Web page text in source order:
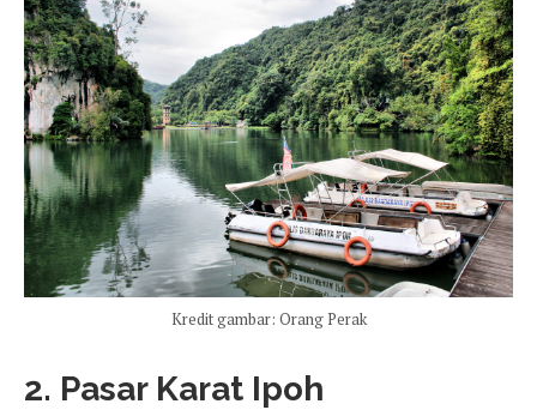
Kredit gambar: Orang Perak
2. Pasar Karat Ipoh